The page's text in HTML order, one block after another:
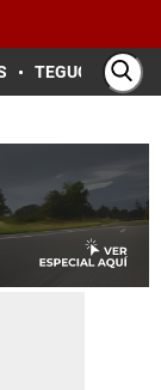
TEGUCIGALPA